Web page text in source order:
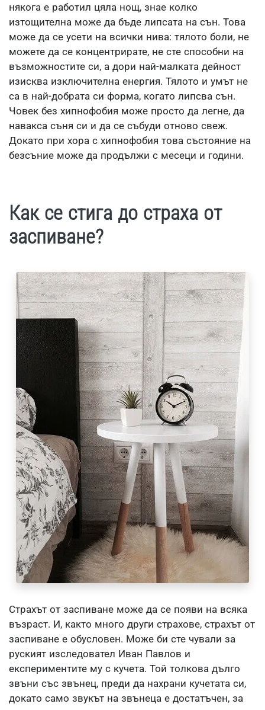
някога е работил цяла нощ, знае колко
изтощителна може да бъде липсата на сън. Това
може да се усети на всички нива: тялото боли, не
можете да се концентрирате, не сте способни на
възможностите си, а дори най-малката дейност
изисква изключителна енергия. Тялото и умът не
са в най-добрата си форма, когато липсва сън.
Човек без хипнофобия може просто да легне, да
навакса съня си и да се събуди отново свеж.
Докато при хора с хипнофобия това състояние на
безсъние може да продължи с месеци и години.
Как се стига до страха от
заспиване?
Страхът от заспиване може да се появи на всяка
възраст. И, както много други страхове, страхът от
заспиване е обусловен. Може би сте чували за
руският изследовател Иван Павлов и
експериментите му с кучета. Той толкова дълго
звъни със звънец, преди да нахрани кучетата си,
докато само звукът на звънеца е достатъчен, за